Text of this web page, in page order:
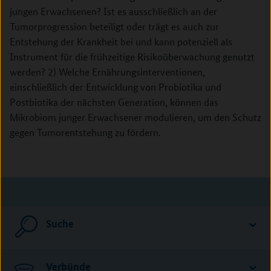
jungen Erwachsenen? Ist es ausschließlich an der
Tumorprogression beteiligt oder trägt es auch zur
Entstehung der Krankheit bei und kann potenziell als
Instrument für die frühzeitige Risikoüberwachung genutzt
werden? 2) Welche Ernährungsinterventionen,
einschließlich der Entwicklung von Probiotika und
Postbiotika der nächsten Generation, können das
Mikrobiom junger Erwachsener modulieren, um den Schutz
gegen Tumorentstehung zu fördern.
Suche
Verbünde